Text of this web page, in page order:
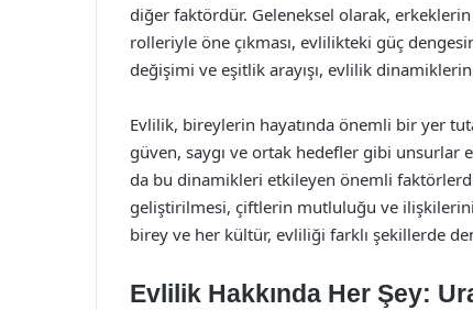
diğer faktördür. Geleneksel olarak,
rolleriyle öne çıkması, evlilikteki güç
değişimi ve eşitlik arayışı, evlilik
Evlilik, bireylerin hayatında önemli bir yer
güven, saygı ve ortak hedefler gibi
da bu dinamikleri etkileyen önemli
geliştirilmesi, çiftlerin mutluluğu ve
birey ve her kültür, evliliği farklı şekillerde
Evlilik Hakkında Her Şey: